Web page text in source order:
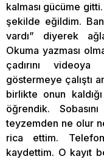
kalması gücüme
şekilde eğildim.
vardı” diyerek
Okuma yazması
çadırını videoya
göstermeye çalıştı
birlikte onun
öğrendik.
teyzemden ne olur
rica ettim.
kaydettim. O kayıt